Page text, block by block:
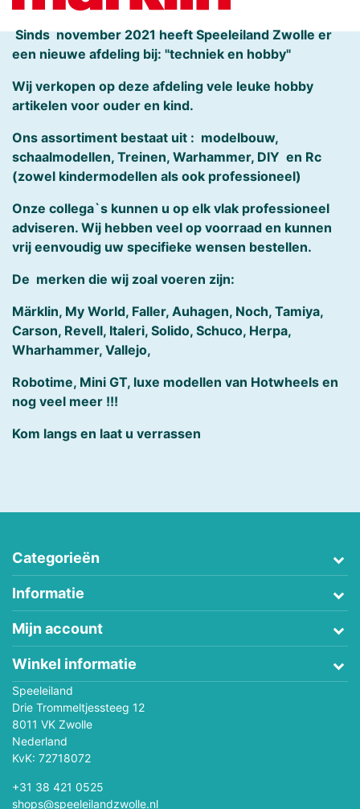
Sinds november 2021 heeft Speeleiland Zwolle er
een nieuwe afdeling bij: "techniek en hobby"
Wij verkopen op deze afdeling vele leuke hobby
artikelen voor ouder en kind.
Ons assortiment bestaat uit : modelbouw,
schaalmodellen, Treinen, Warhammer, DIY en Rc
(zowel kindermodellen als ook professioneel)
Onze collega`s kunnen u op elk vlak professioneel
adviseren. Wij hebben veel op voorraad en kunnen
vrij eenvoudig uw specifieke wensen bestellen.
De merken die wij zoal voeren zijn:
Märklin, My World, Faller, Auhagen, Noch, Tamiya,
Carson, Revell, Italeri, Solido, Schuco, Herpa,
Wharhammer, Vallejo,
Robotime, Mini GT, luxe modellen van Hotwheels en
nog veel meer !!!
Kom langs en laat u verrassen
Categorieën
Informatie
Mijn account
Winkel informatie
Speeleiland
Drie Trommeltjessteeg 12
8011 VK Zwolle
Nederland
KvK: 72718072
+31 38 421 0525
shops@speeleilandzwolle.nl